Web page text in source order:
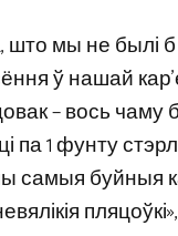
што мы не былі
ў нашай
– вось чаму
па 1 фунту
самыя буйныя